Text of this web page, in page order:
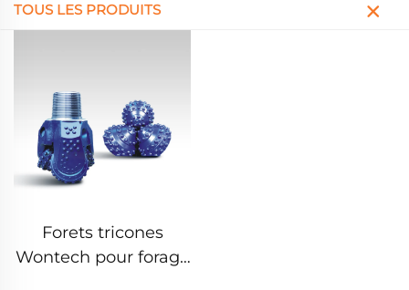
TOUS LES PRODUITS
Forets tricones
Wontech pour forage